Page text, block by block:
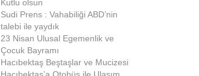
Kutlu olsun
Sudi Prens : Vahabiliği ABD’nin
talebi ile yaydık
23 Nisan Ulusal Egemenlik ve
Çocuk Bayramı
Hacıbektaş Beştaşlar ve Mucizesi